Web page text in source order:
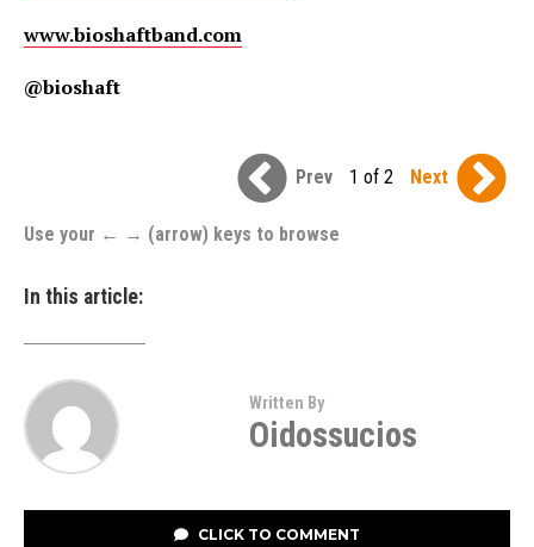
www.bioshaftband.com
@bioshaft
Prev 1 of 2 Next
Use your ← → (arrow) keys to browse
In this article:
Written By
Oidossucios
CLICK TO COMMENT